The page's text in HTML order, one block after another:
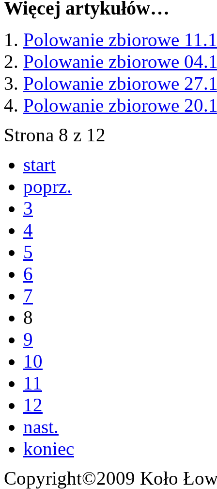
Więcej artykułów…
Polowanie zbiorowe
Polowanie zbiorowe
Polowanie zbiorowe
Polowanie zbiorowe
Strona 8 z 12
start
poprz.
3
4
5
6
7
8
9
10
11
12
nast.
koniec
Copyright©2009 Koło